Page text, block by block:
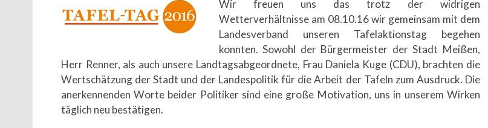
Wir freuen uns das trotz der widrigen
Wetterverhältnisse am 08.10.16 wir gemeinsam mit dem
Landesverband unseren Tafelaktionstag begehen
konnten. Sowohl der Bürgermeister der Stadt Meißen,
Herr Renner, als auch unsere Landtagsabgeordnete, Frau Daniela Kuge (CDU), brachten die
Wertschätzung der Stadt und der Landespolitik für die Arbeit der Tafeln zum Ausdruck. Die
anerkennenden Worte beider Politiker sind eine große Motivation, uns in unserem Wirken
täglich neu bestätigen.